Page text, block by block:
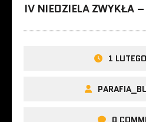
IV NIEDZIELA ZWYKŁA
1
0